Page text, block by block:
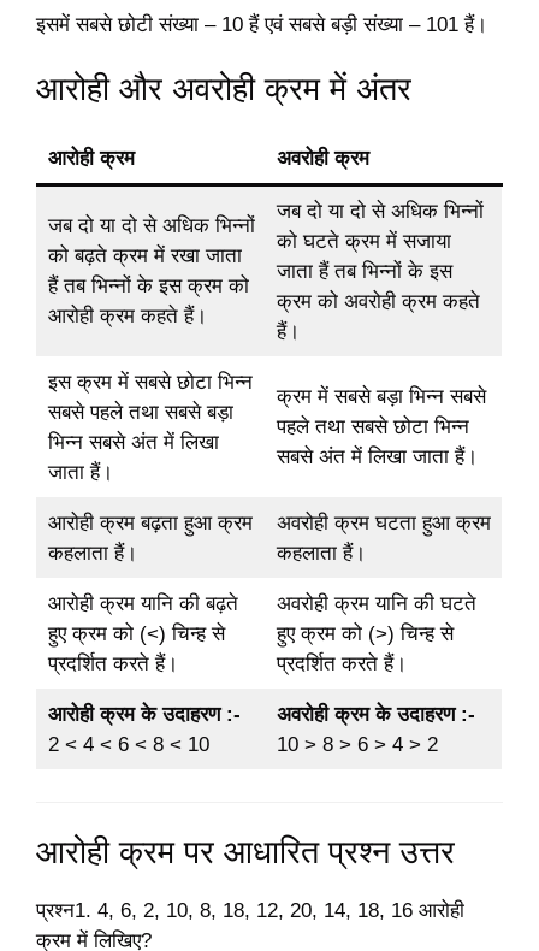
इसमें सबसे छोटी संख्या – 10 हैं एवं सबसे बड़ी संख्या – 101 हैं।
आरोही और अवरोही क्रम में अंतर
आरोही क्रम अवरोही क्रम
जब दो या दो से अधिक भिन्नों
को बढ़ते क्रम में रखा जाता
हैं तब भिन्नों के इस क्रम को
आरोही क्रम कहते हैं।
जब दो या दो से अधिक भिन्नों
को घटते क्रम में सजाया
जाता हैं तब भिन्नों के इस
क्रम को अवरोही क्रम कहते
हैं।
इस क्रम में सबसे छोटा भिन्न
सबसे पहले तथा सबसे बड़ा
भिन्न सबसे अंत में लिखा
जाता हैं।
क्रम में सबसे बड़ा भिन्न सबसे
पहले तथा सबसे छोटा भिन्न
सबसे अंत में लिखा जाता हैं।
आरोही क्रम बढ़ता हुआ क्रम
कहलाता हैं।
अवरोही क्रम घटता हुआ क्रम
कहलाता हैं।
आरोही क्रम यानि की बढ़ते
हुए क्रम को (<) चिन्ह से
प्रदर्शित करते हैं।
अवरोही क्रम यानि की घटते
हुए क्रम को (>) चिन्ह से
प्रदर्शित करते हैं।
आरोही क्रम के उदाहरण :-
2 < 4 < 6 < 8 < 10
अवरोही क्रम के उदाहरण :-
10 > 8 > 6 > 4 > 2
आरोही क्रम पर आधारित प्रश्न उत्तर
प्रश्न1. 4, 6, 2, 10, 8, 18, 12, 20, 14, 18, 16 आरोही
क्रम में लिखिए?